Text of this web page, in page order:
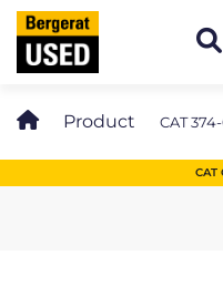
Product CAT
CAT
Cookies beheer paneel